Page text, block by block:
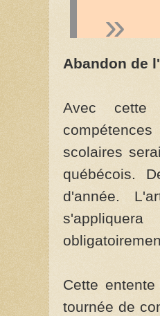
Abandon de
Avec cette
scolaires
québécois.
d'année.
Cette
tournée de